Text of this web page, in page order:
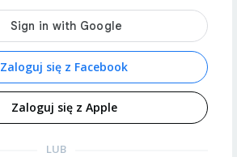
Zaloguj się z Facebook
Zaloguj się z Apple
LUB